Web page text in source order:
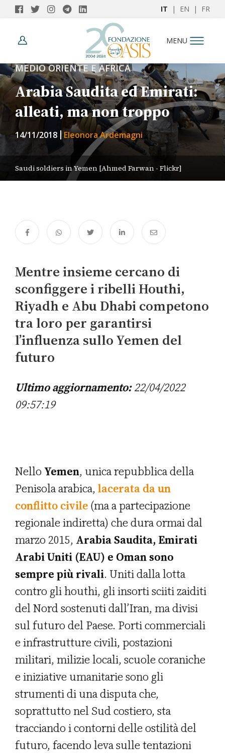
IT | EN | FR
MENU
MEDIO ORIENTE E AFRICA
Arabia Saudita ed Emirati:
alleati, ma non troppo
14/11/2018 Eleonora Ardemagni
Saudi soldiers in Yemen [Ahmed Farwan - Flickr]
Mentre insieme cercano di
sconfiggere i ribelli Houthi,
Riyadh e Abu Dhabi competono
tra loro per garantirsi
l’influenza sullo Yemen del
futuro
Ultimo aggiornamento:22/04/2022
09:57:19
NelloYemen, unica repubblica della
Penisola arabica, lacerata da un
conflitto civile (ma a partecipazione
regionale indiretta) che dura ormai dal
marzo 2015, Arabia Saudita, Emirati
Arabi Uniti (EAU) e Oman sono
sempre più rivali. Uniti dalla lotta
contro gli houthi, gli insorti sciiti zaiditi
del Nord sostenuti dall’Iran, ma divisi
sul futuro del Paese. Porti commerciali
e infrastrutture civili, postazioni
militari, milizie locali, scuole coraniche
e iniziative umanitarie sono gli
strumenti di una disputa che,
soprattutto nel Sud costiero, sta
tracciando i contorni delle ostilità del
futuro, facendo leva sulle tentazioni